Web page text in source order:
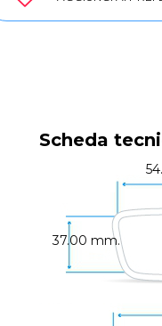
Scheda
37.00 mm.